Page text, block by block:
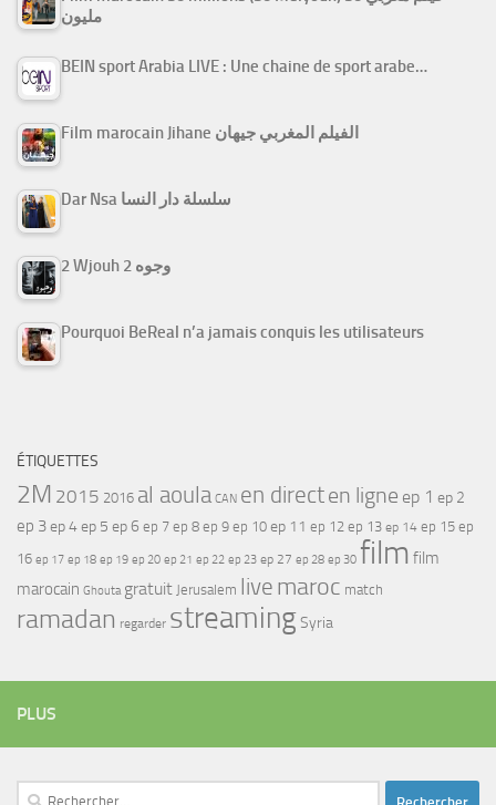
مليون
BEIN sport Arabia LIVE : Une chaine de sport arabe…
Film marocain Jihane الفيلم المغربي جيهان
Dar Nsa سلسلة دار النسا
2 Wjouh 2 وجوه
Pourquoi BeReal n’a jamais conquis les utilisateurs
ÉTIQUETTES
2M 2015 2016 al aoula CAN en directen ligne ep 1 ep 2
ep 3ep 4ep 5 ep 6 ep 7 ep 8 ep 9 ep 10 ep 11 ep 12 ep 13 ep 14 ep 15 ep
16 ep 17 ep 18 ep 19 ep 20 ep 21 ep 22 ep 23 ep 27 ep 28 ep 30 film film
marocain Ghouta gratuit Jerusalem live maroc match
ramadan regarder streamingSyria
PLUS
Rechercher :